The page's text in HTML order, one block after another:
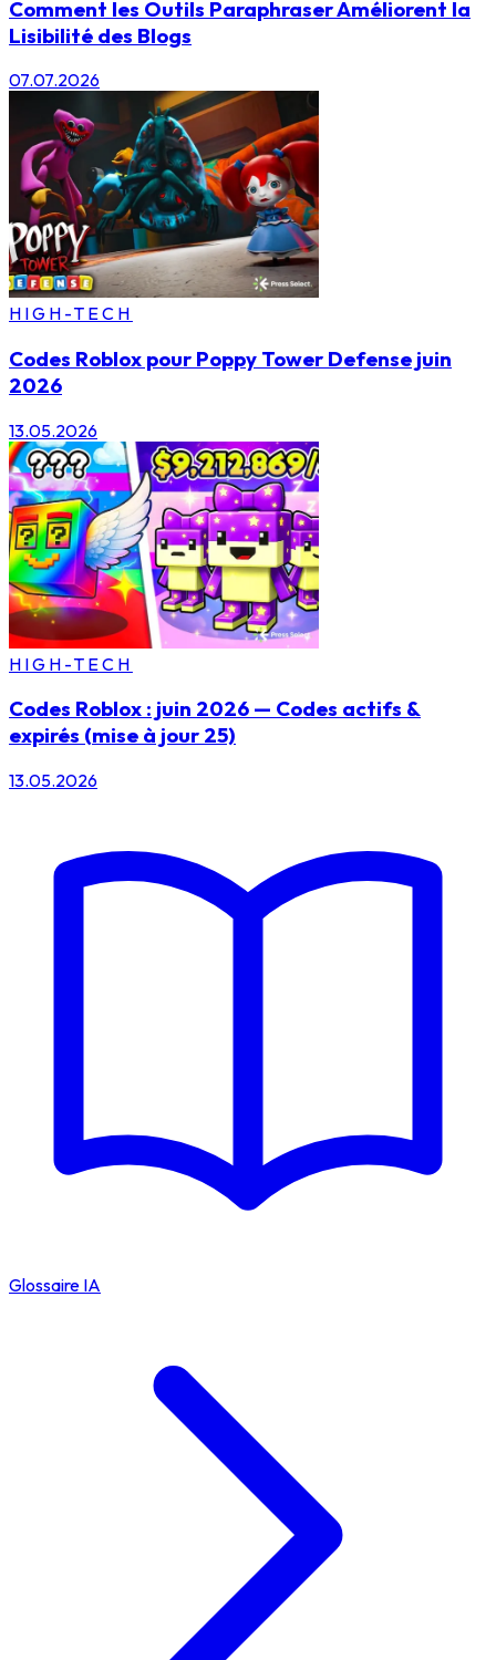
Comment les Outils Paraphraser Améliorent la
Lisibilité des Blogs
07.07.2026
HIGH-TECH
Codes Roblox pour Poppy Tower Defense juin
2026
13.05.2026
HIGH-TECH
Codes Roblox : juin 2026 — Codes actifs &
expirés (mise à jour 25)
13.05.2026
Glossaire IA